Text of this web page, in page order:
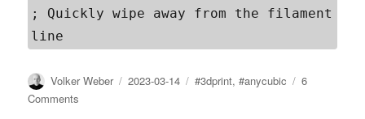
; Quickly wipe away from the filament
line
Author
Volker Weber
Posted
2023-03-14 Tags
#3dprint,#anycubic
6
Comments